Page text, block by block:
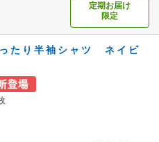
定期お届け
限定
たり半袖シャツ ネイビ